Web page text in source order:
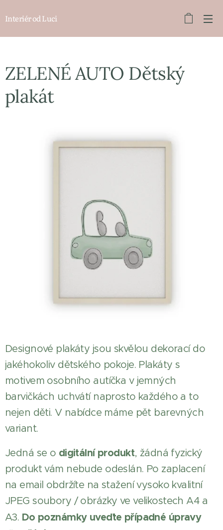
Interiér od Luci
ZELENÉ AUTO Dětský
plakát
Designové plakáty jsou skvělou dekorací do
jakéhokoliv dětského pokoje. Plakáty s
motivem osobního autíčka v jemných
barvičkách uchvátí naprosto každého a to
nejen děti. V nabídce máme pět barevných
variant.
Jedná se o digitální produkt, žádná fyzický
produkt vám nebude odeslán. Po zaplacení
na email obdržíte na stažení vysoko kvalitní
JPEG soubory / obrázky ve velikostech A4 a
A3. Do poznámky uveďte případné úpravy